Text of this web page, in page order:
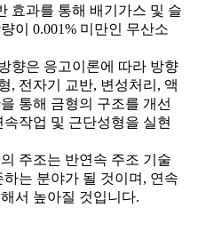
효과를 통해 배기가스 및 슬
이 0.001% 미만인 무산소
향은 응고이론에 따라 방향
, 전자기 교반, 변성처리, 액
통해 금형의 구조를 개선
작업 및 근단성형을 실현
주조는 반연속 주조 기술
는 분야가 될 것이며, 연속
서 높아질 것입니다.